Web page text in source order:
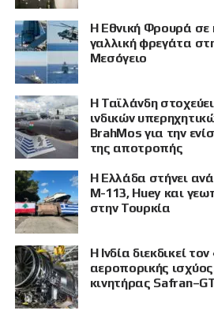
Η Εθνική Φρουρά σε
γαλλική φρεγάτα
Μεσόγειο
Η Ταϊλάνδη
ινδικών
BrahMos για την
της αποτροπής
Η Ελλάδα στήνει
M-113, Huey και
στην Τουρκία
Η Ινδία διεκδικεί
αεροπορικής
κινητήρας